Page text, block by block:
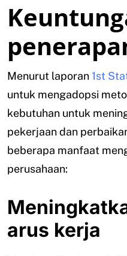
Menurut laporan 1st
untuk mengadopsi
kebutuhan untuk
pekerjaan dan
beberapa manfaat
perusahaan:
arus kerja